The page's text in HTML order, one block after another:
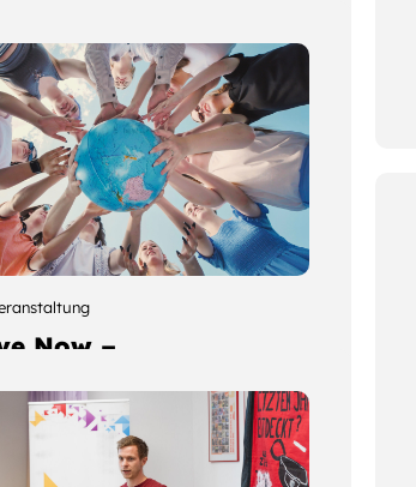
Börse im
und
Wolfsburg
Now –
und